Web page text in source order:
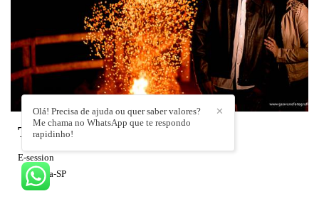
Thalita e Betinho
E-session
Franca-SP
✕
Olá! Precisa de ajuda ou quer saber valores?
Me chama no WhatsApp que te respondo
rapidinho!